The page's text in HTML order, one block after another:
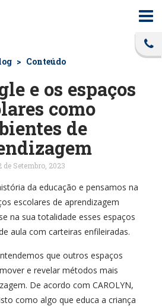
Conteúdo
e os espaços
como
de
de Setembro, 2023
da educação e pensamos na
escolares de aprendizagem
na sua totalidade esses espaços
aula com carteiras enfileiradas.
que outros espaços
e revelar métodos mais
De acordo com CAROLYN,
como algo que educa a criança